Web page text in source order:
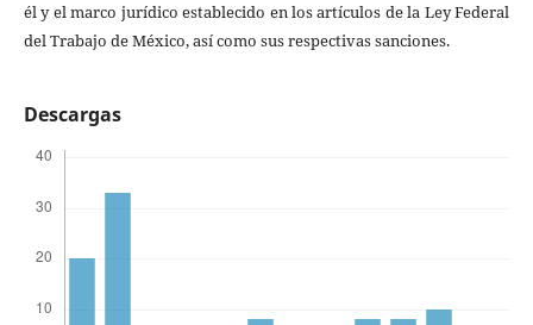
él y el marco jurídico establecido en los artículos de la Ley Federal
del Trabajo de México, así como sus respectivas sanciones.
Descargas